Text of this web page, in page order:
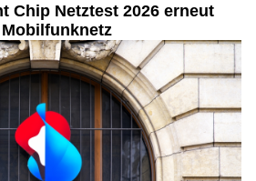
Chip Netztest 2026 erneut